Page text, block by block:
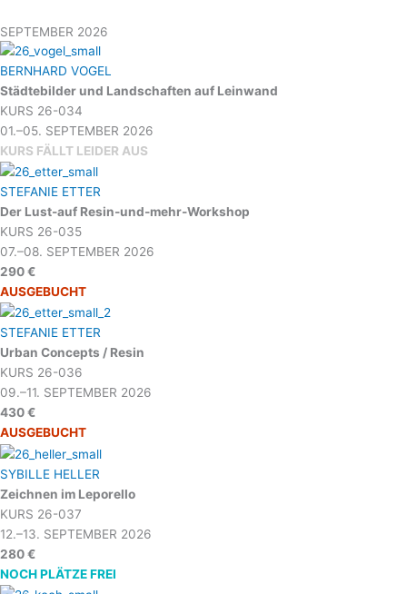
SEPTEMBER 2026
BERNHARD VOGEL
Städtebilder und Landschaften auf Leinwand
KURS 26-034
01.–05. SEPTEMBER 2026
KURS FÄLLT LEIDER AUS
STEFANIE ETTER
Der Lust-auf Resin-und-mehr-Workshop
KURS 26-035
07.–08. SEPTEMBER 2026
290 €
AUSGEBUCHT
STEFANIE ETTER
Urban Concepts / Resin
KURS 26-036
09.–11. SEPTEMBER 2026
430 €
AUSGEBUCHT
SYBILLE HELLER
Zeichnen im Leporello
KURS 26-037
12.–13. SEPTEMBER 2026
280 €
NOCH PLÄTZE FREI